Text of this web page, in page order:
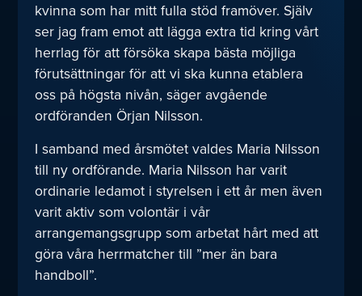
kvinna som har mitt fulla stöd framöver. Själv
ser jag fram emot att lägga extra tid kring vårt
herrlag för att försöka skapa bästa möjliga
förutsättningar för att vi ska kunna etablera
oss på högsta nivån, säger avgående
ordföranden Örjan Nilsson.
I samband med årsmötet valdes Maria Nilsson
till ny ordförande. Maria Nilsson har varit
ordinarie ledamot i styrelsen i ett år men även
varit aktiv som volontär i vår
arrangemangsgrupp som arbetat hårt med att
göra våra herrmatcher till ”mer än bara
handboll”.